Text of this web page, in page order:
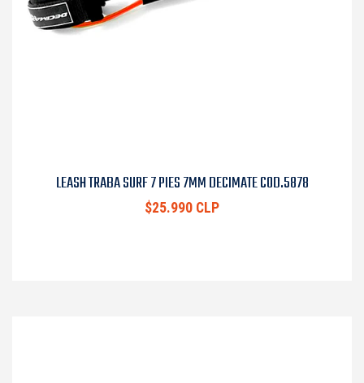
LEASH TRABA SURF 7 PIES 7MM DECIMATE COD.5878
$25.990 CLP